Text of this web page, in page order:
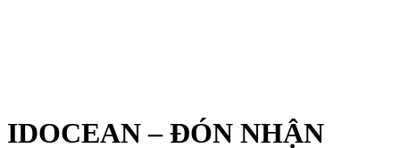
IDOCEAN – ĐÓN NHẬN